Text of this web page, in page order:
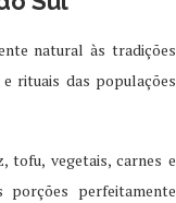
natural às tradições
rituais das populações
tofu, vegetais, carnes e
porções perfeitamente